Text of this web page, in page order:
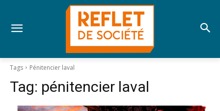
Tags Pénitencier laval
Tag: pénitencier laval